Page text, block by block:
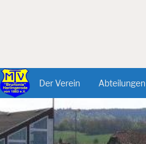
Der Verein Abteilungen